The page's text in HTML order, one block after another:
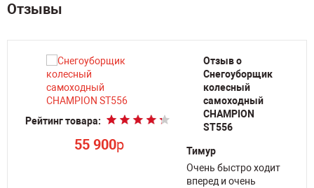
Отзывы
Рейтинг товара:
55 900p
Отзыв о
Снегоуборщик
колесный
самоходный
CHAMPION
ST556
Тимур
Очень быстро ходит
вперед и очень